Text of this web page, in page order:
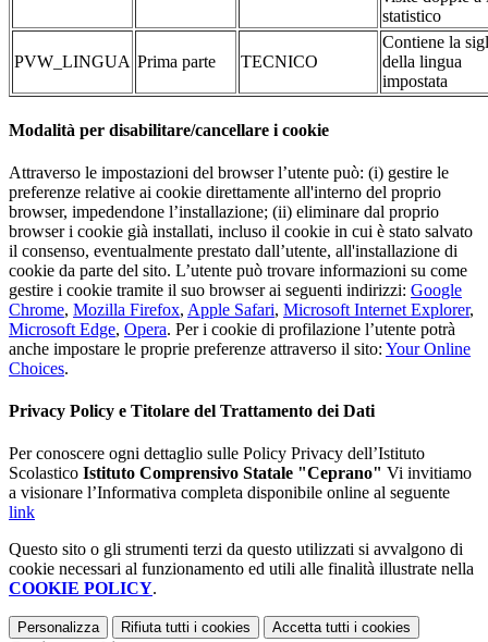
statistico
PVW_LINGUA Prima parte TECNICO
Contiene la
della lingua
impostata
Modalità per disabilitare/cancellare i cookie
Attraverso le impostazioni del browser l’utente può: (i) gestire le
preferenze relative ai cookie direttamente all'interno del proprio
browser, impedendone l’installazione; (ii) eliminare dal proprio
browser i cookie già installati, incluso il cookie in cui è stato salvato
il consenso, eventualmente prestato dall’utente, all'installazione di
cookie da parte del sito. L’utente può trovare informazioni su come
gestire i cookie tramite il suo browser ai seguenti indirizzi: Google
Chrome, Mozilla Firefox, Apple Safari, Microsoft Internet Explorer,
Microsoft Edge, Opera. Per i cookie di profilazione l’utente potrà
anche impostare le proprie preferenze attraverso il sito: Your Online
Choices.
Privacy Policy e Titolare del Trattamento dei Dati
Per conoscere ogni dettaglio sulle Policy Privacy dell’Istituto
Scolastico Istituto Comprensivo Statale "Ceprano" Vi invitiamo
a visionare l’Informativa completa disponibile online al seguente
link
Questo sito o gli strumenti terzi da questo utilizzati si avvalgono di
cookie necessari al funzionamento ed utili alle finalità illustrate nella
COOKIE POLICY.
Personalizza Rifiuta tutti i cookies Accetta tutti i cookies